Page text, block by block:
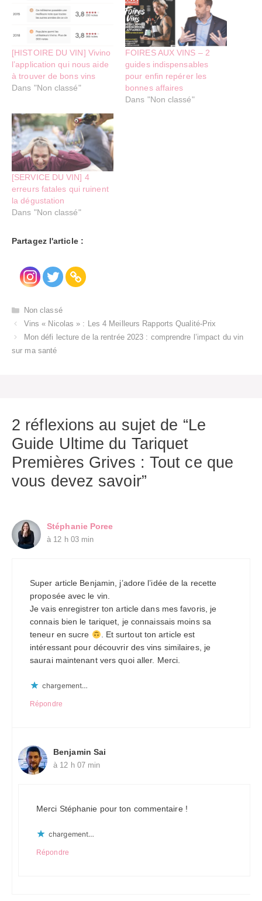
[HISTOIRE DU VIN] Vivino
l’application qui nous aide
à trouver de bons vins
Dans "Non classé"
FOIRES AUX VINS – 2
guides indispensables
pour enfin repérer les
bonnes affaires
Dans "Non classé"
[SERVICE DU VIN] 4
erreurs fatales qui ruinent
la dégustation
Dans "Non classé"
Partagez l'article :
Catégories
Non classé
Vins « Nicolas » : Les 4 Meilleurs Rapports Qualité-Prix
Mon défi lecture de la rentrée 2023 : comprendre l’impact du vin
sur ma santé
2 réflexions au sujet de “Le
Guide Ultime du Tariquet
Premières Grives : Tout ce que
vous devez savoir”
Stéphanie Poree
à 12 h 03 min
Super article Benjamin, j’adore l’idée de la recette
proposée avec le vin.
Je vais enregistrer ton article dans mes favoris, je
connais bien le tariquet, je connaissais moins sa
teneur en sucre
. Et surtout ton article est
intéressant pour découvrir des vins similaires, je
saurai maintenant vers quoi aller. Merci.
chargement…
Répondre
Benjamin Sai
à 12 h 07 min
Merci Stéphanie pour ton commentaire !
chargement…
Répondre